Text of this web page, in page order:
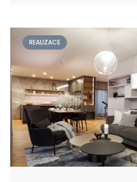
REALIZACE